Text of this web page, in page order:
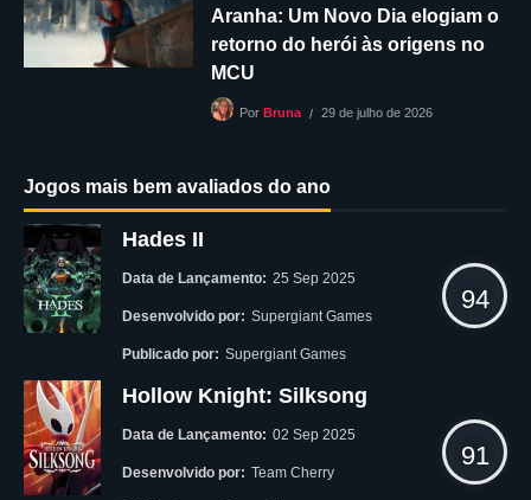
Aranha: Um Novo Dia elogiam o
retorno do herói às origens no
MCU
Por Bruna 29 de julho de 2026
Jogos mais bem avaliados do ano
Hades II
Data de Lançamento: 25 Sep 2025
Desenvolvido por: Supergiant Games
Publicado por: Supergiant Games
94
Hollow Knight: Silksong
Data de Lançamento: 02 Sep 2025
Desenvolvido por: Team Cherry
91